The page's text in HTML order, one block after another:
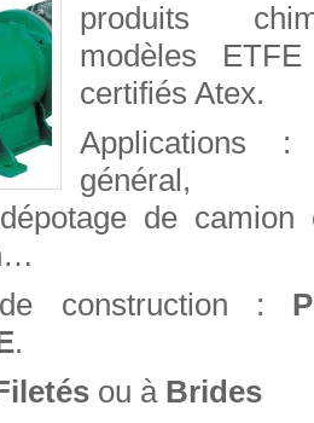
produits
modèles
certifiés Atex.
Applications
général,
dépotage de camion
construction :
.
ou à Brides